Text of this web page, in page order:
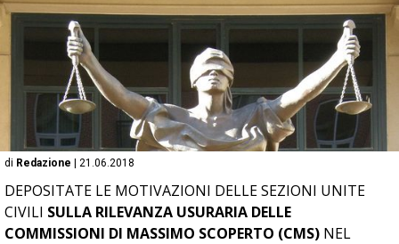
di Redazione | 21.06.2018
DEPOSITATE LE MOTIVAZIONI DELLE SEZIONI UNITE
CIVILI SULLA RILEVANZA USURARIA DELLE
COMMISSIONI DI MASSIMO SCOPERTO (CMS) NEL